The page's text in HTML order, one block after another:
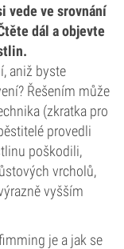
vede ve srovnání
dál a objevte
aniž byste
Řešením může
(zkratka pro
provedli
poškodili,
vrcholů,
vyšším
je a jak se